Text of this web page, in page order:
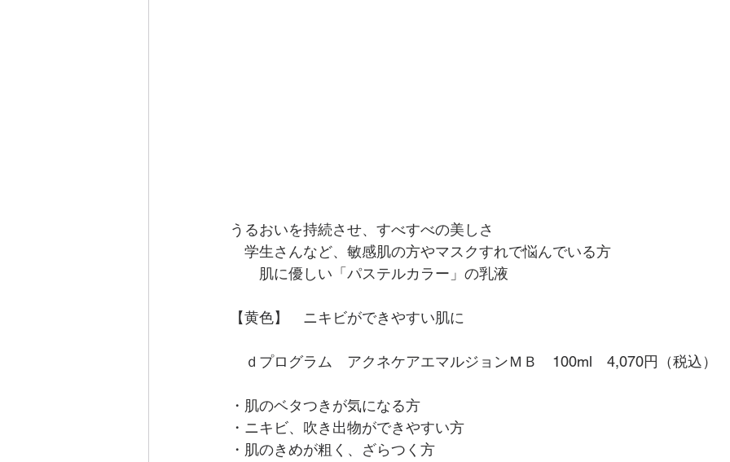
うるおいを持続させ、すべすべの美しさ
学生さんなど、敏感肌の方やマスクすれで悩んでいる方
肌に優しい「パステルカラー」の乳液
【黄色】　ニキビができやすい肌に
ｄプログラム　アクネケアエマルジョンＭＢ　100ml　4,070円（税込）
・肌のベタつきが気になる方
・ニキビ、吹き出物ができやすい方
・肌のきめが粗く、ざらつく方